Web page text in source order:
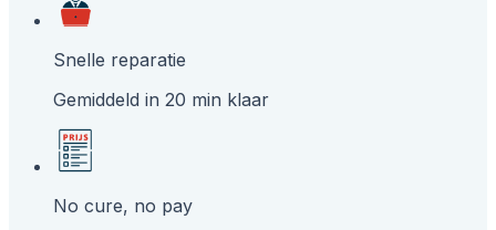
Snelle reparatie
Gemiddeld in 20 min klaar
No cure, no pay